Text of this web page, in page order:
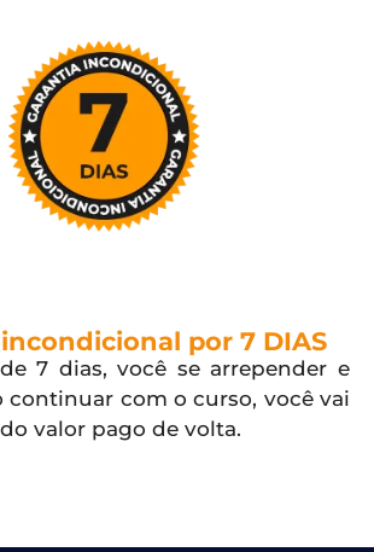
por 7 DIAS
7 dias, você se arrepender e
continuar com o curso, você vai
do valor pago de volta.